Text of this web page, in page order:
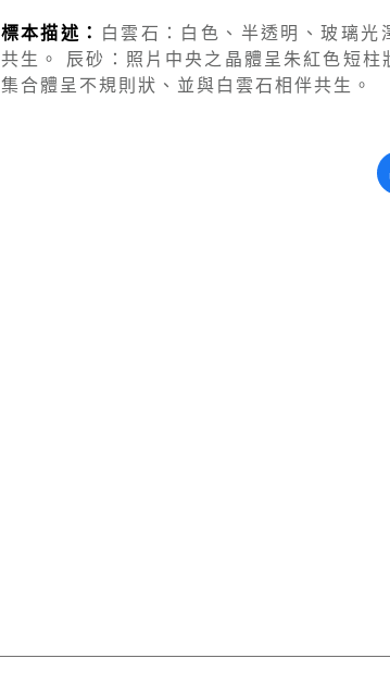
標本描述：
白雲石：白色、半透明、玻璃光
共生。 辰砂：照片中央之晶體呈朱紅色短柱
集合體呈不規則狀、並與白雲石相伴共生。